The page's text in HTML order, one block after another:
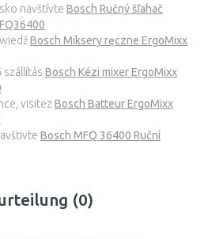
navštívte Bosch Ručný šľahač
Bosch Miksery ręczne ErgoMixx
Bosch Kézi mixer ErgoMixx
visitez Bosch Batteur ErgoMixx
Bosch MFQ 36400 Ruční
(0)